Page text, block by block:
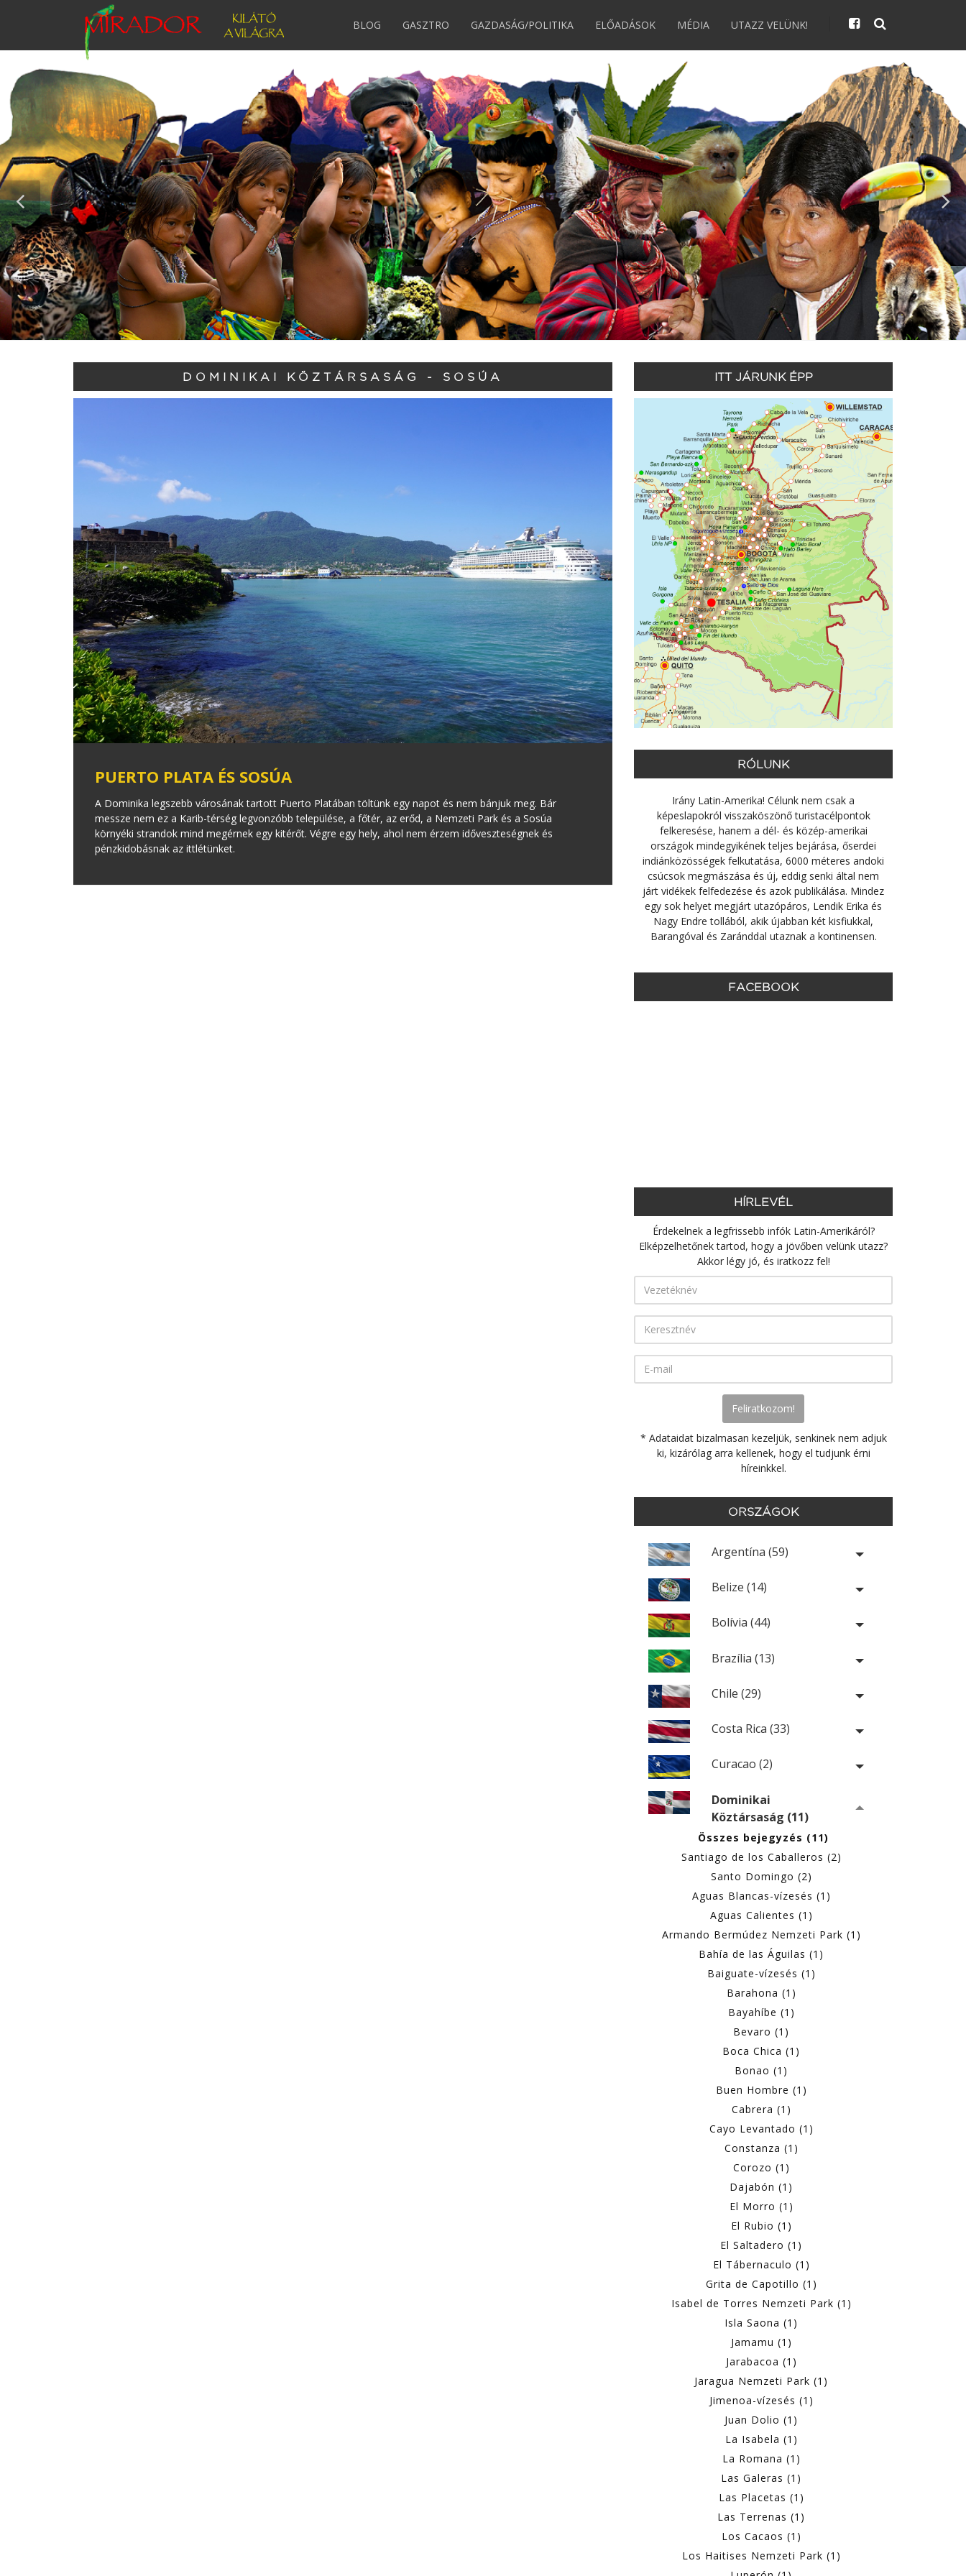
BLOG GASZTRO GAZDASÁG/POLITIKA ELŐADÁSOK MÉDIA UTAZZ VELÜNK!
DOMINIKAI KÖZTÁRSASÁG - SOSÚA
PUERTO PLATA ÉS SOSÚA
A Dominika legszebb városának tartott Puerto Platában töltünk egy napot és nem bánjuk meg. Bár
messze nem ez a Karib-térség legvonzóbb települése, a főtér, az erőd, a Nemzeti Park és a Sosúa
környéki strandok mind megérnek egy kitérőt. Végre egy hely, ahol nem érzem időveszteségnek és
pénzkidobásnak az ittlétünket.
ITT JÁRUNK ÉPP
RÓLUNK
Irány Latin-Amerika! Célunk nem csak a
képeslapokról visszaköszönő turistacélpontok
felkeresése, hanem a dél- és közép-amerikai
országok mindegyikének teljes bejárása, őserdei
indiánközösségek felkutatása, 6000 méteres andoki
csúcsok megmászása és új, eddig senki által nem
járt vidékek felfedezése és azok publikálása. Mindez
egy sok helyet megjárt utazópáros, Lendik Erika és
Nagy Endre tollából, akik újabban két kisfiukkal,
Barangóval és Zaránddal utaznak a kontinensen.
FACEBOOK
HÍRLEVÉL
Érdekelnek a legfrissebb infók Latin-Amerikáról?
Elképzelhetőnek tartod, hogy a jövőben velünk utazz?
Akkor légy jó, és iratkozz fel!
* Adataidat bizalmasan kezeljük, senkinek nem adjuk
ki, kizárólag arra kellenek, hogy el tudjunk érni
híreinkkel.
ORSZÁGOK
Argentína (59)
Belize (14)
Bolívia (44)
Brazília (13)
Chile (29)
Costa Rica (33)
Curacao (2)
Dominikai
Köztársaság (11)
Összes bejegyzés (11)
Santiago de los Caballeros (2)
Santo Domingo (2)
Aguas Blancas-vízesés (1)
Aguas Calientes (1)
Armando Bermúdez Nemzeti Park (1)
Bahía de las Águilas (1)
Baiguate-vízesés (1)
Barahona (1)
Bayahíbe (1)
Bevaro (1)
Boca Chica (1)
Bonao (1)
Buen Hombre (1)
Cabrera (1)
Cayo Levantado (1)
Constanza (1)
Corozo (1)
Dajabón (1)
El Morro (1)
El Rubio (1)
El Saltadero (1)
El Tábernaculo (1)
Grita de Capotillo (1)
Isabel de Torres Nemzeti Park (1)
Isla Saona (1)
Jamamu (1)
Jarabacoa (1)
Jaragua Nemzeti Park (1)
Jimenoa-vízesés (1)
Juan Dolio (1)
La Isabela (1)
La Romana (1)
Las Galeras (1)
Las Placetas (1)
Las Terrenas (1)
Los Cacaos (1)
Los Haitises Nemzeti Park (1)